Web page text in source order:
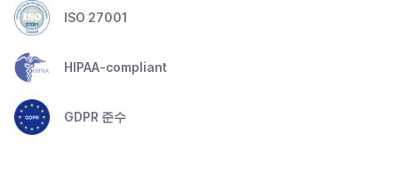
ISO 27001
HIPAA-compliant
GDPR 준수